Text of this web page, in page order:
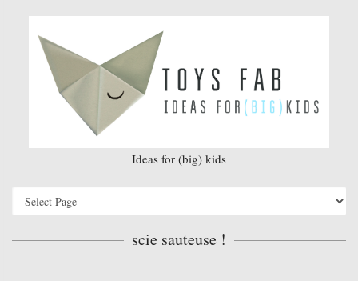
Ideas for (big) kids
scie sauteuse !